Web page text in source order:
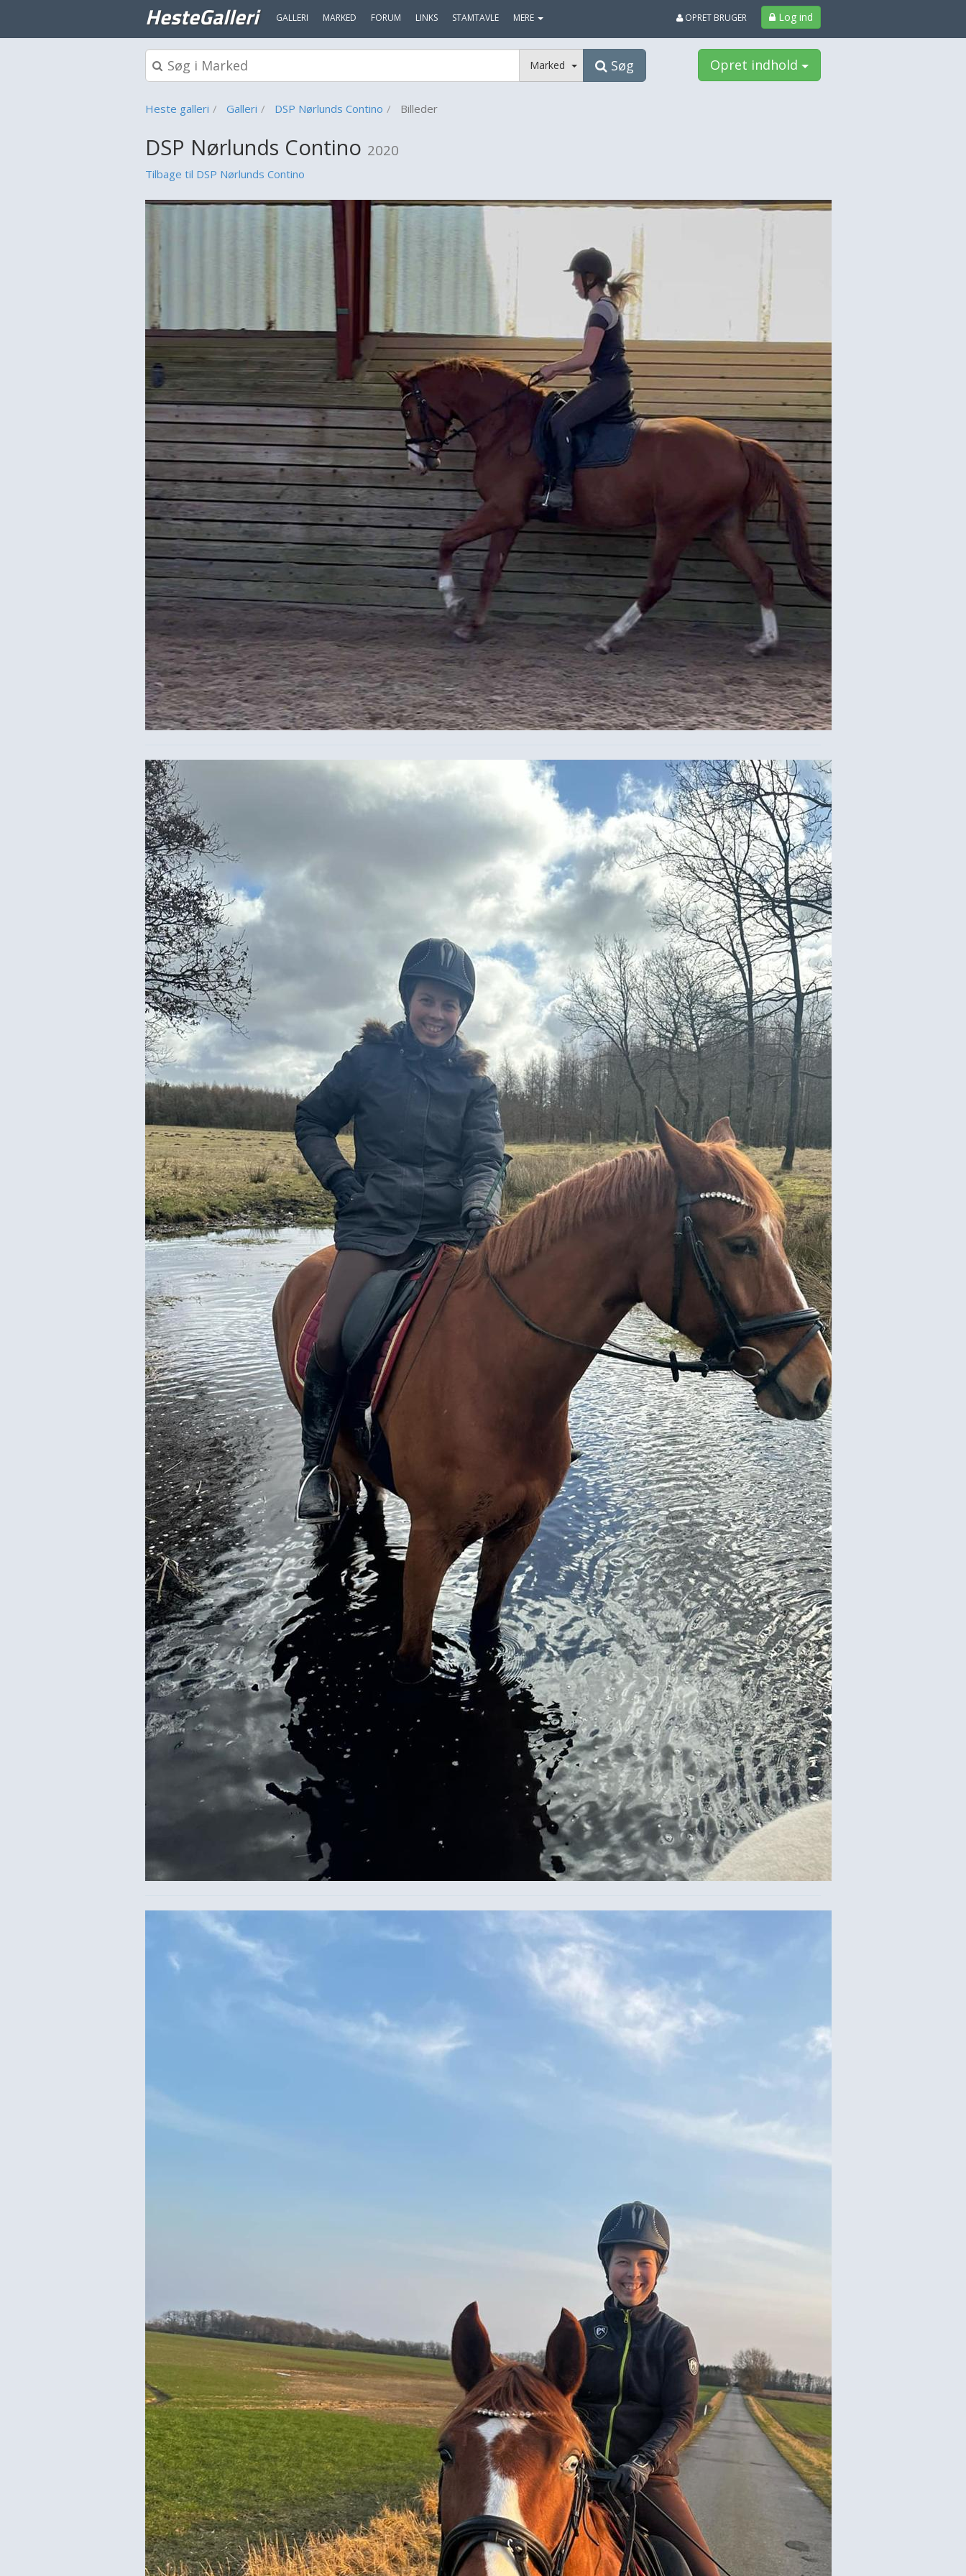
HesteGalleri GALLERI MARKED FORUM LINKS STAMTAVLE MERE Log ind
OPRET BRUGER
Marked Søg Opret indhold
Heste galleri Galleri DSP Nørlunds Contino Billeder
DSP Nørlunds Contino 2020
Tilbage til DSP Nørlunds Contino